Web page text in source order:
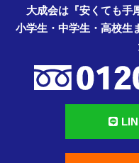
大成会は『安くても手
小学生・中学生・高校生